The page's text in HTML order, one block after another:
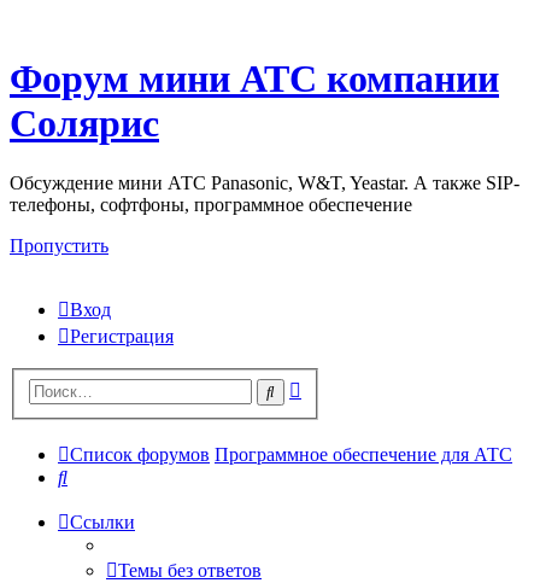
Форум мини АТС компании
Солярис
Обсуждение мини АТС Panasonic, W&T, Yeastar. А также SIP-
телефоны, софтфоны, программное обеспечение
Пропустить
Вход
Регистрация
Поиск
Список форумов Программное обеспечение для АТС
Поиск
Ссылки
Темы без ответов